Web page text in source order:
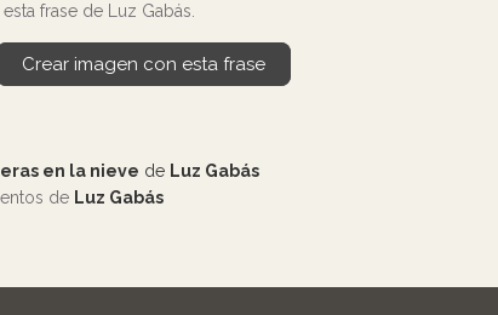
frase de Luz Gabás.
Crear imagen con esta frase
en la nieve de Luz Gabás
de Luz Gabás